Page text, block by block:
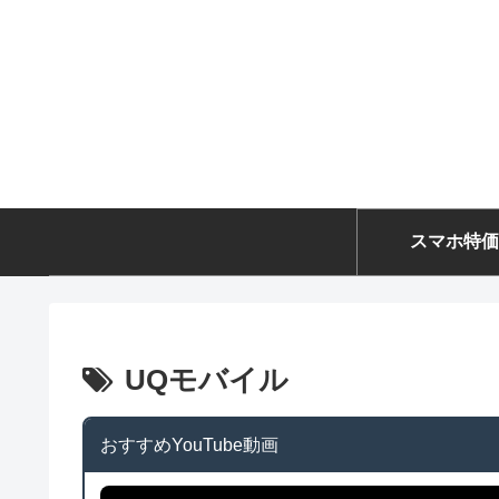
スマホ特価
UQモバイル
おすすめYouTube動画